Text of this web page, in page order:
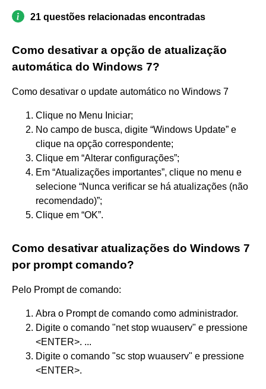
21 questões relacionadas encontradas
Como desativar a opção de atualização
automática do Windows 7?
Como desativar o update automático no Windows 7
Clique no Menu Iniciar;
No campo de busca, digite “Windows Update” e
clique na opção correspondente;
Clique em “Alterar configurações”;
Em “Atualizações importantes”, clique no menu e
selecione “Nunca verificar se há atualizações (não
recomendado)”;
Clique em “OK”.
Como desativar atualizações do Windows 7
por prompt comando?
Pelo Prompt de comando:
Abra o Prompt de comando como administrador.
Digite o comando "net stop wuauserv" e pressione
<ENTER>. ...
Digite o comando "sc stop wuauserv" e pressione
<ENTER>.